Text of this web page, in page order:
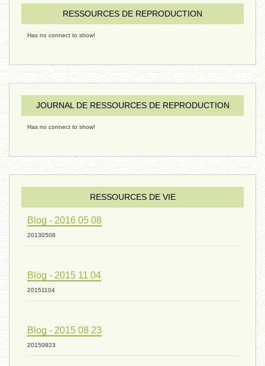
ressources de vie 05 - 23 décembre
humain 08 - 16 décembre 2024
sexualité 06 - 9 octobre 2024
ressources de vie 04 - 26
mode de production industriel 01 -
RESSOURCES DE REPRODUCTION
Has no connect to show!
JOURNAL DE RESSOURCES DE REPRODUCTION
Has no connect to show!
RESSOURCES DE VIE
Blog - 2016 05 08
20130508
Blog - 2015 11 04
20151104
Blog - 2015 08 23
20150823